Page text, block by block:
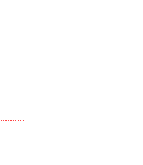
..........